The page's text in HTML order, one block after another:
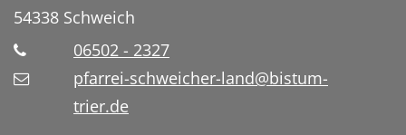
54338 Schweich
06502 - 2327
pfarrei-schweicher-land@bistum-
trier.de